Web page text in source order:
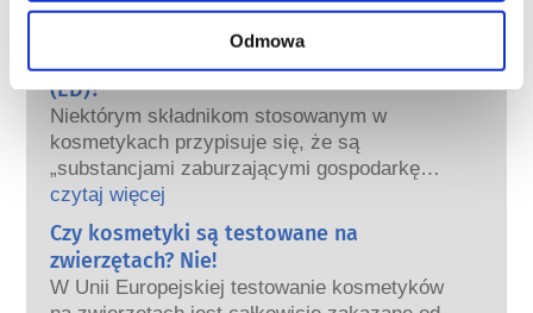
Odmowa
bezpieczeństwo produktów kosmetycznych.
Co należy wiedzieć o substancjach
zaburzających gospodarkę hormonalną
(ED)?
Niektórym składnikom stosowanym w
kosmetykach przypisuje się, że są
„substancjami zaburzającymi gospodarkę
hormonalną”, ponieważ mogą naśladować
niektóre właściwości naszych hormonów.
Tylko dlatego, że coś może naśladować
hormon, nie oznacza to, że zakłóci
prawidłowe funkcjonowanie układu
czytaj więcej
Czy kosmetyki są testowane na
zwierzętach? Nie!
W Unii Europejskiej testowanie kosmetyków